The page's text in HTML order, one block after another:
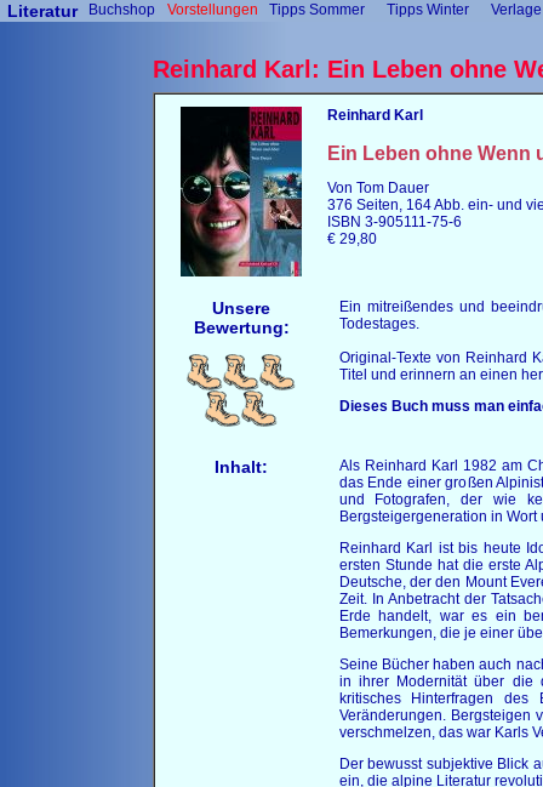
Literatur Buchshop Vorstellungen Tipps Sommer Tipps Winter Verlage
Reinhard Karl: Ein Leben ohne
Reinhard Karl
Ein Leben ohne Wenn
Von Tom Dauer
376 Seiten, 164 Abb. ein- und
ISBN 3-905111-75-6
€ 29,80
Unsere
Bewertung:
Ein mitreißendes und
Todestages.
Original-Texte von Reinhard
Titel und erinnern an einen
Dieses Buch muss man
Inhalt:
Als Reinhard Karl 1982 am
das Ende einer großen
und Fotografen, der wie
Bergsteigergeneration in Wort
Reinhard Karl ist bis heute
ersten Stunde hat die erste
Deutsche, der den Mount
Zeit. In Anbetracht der
Erde handelt, war es ein
Bemerkungen, die je einer
Seine Bücher haben auch
in ihrer Modernität über die
kritisches Hinterfragen des
Veränderungen. Bergsteigen
verschmelzen, das war Karls
Der bewusst subjektive Blick
ein, die alpine Literatur